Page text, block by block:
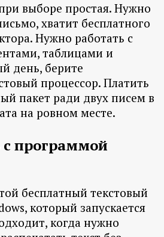
выборе простая. Нужно
хватит бесплатного
Нужно работать с
таблицами и
день, берите
процессор. Платить
пакет ради двух писем в
на ровном месте.
с программой
бесплатный текстовый
который запускается
когда нужно